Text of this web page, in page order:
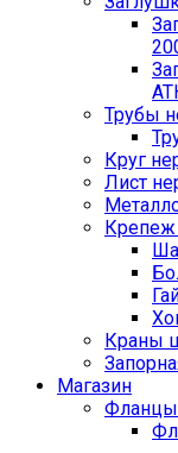
Трубы
Круг
Лист
Краны
Магазин